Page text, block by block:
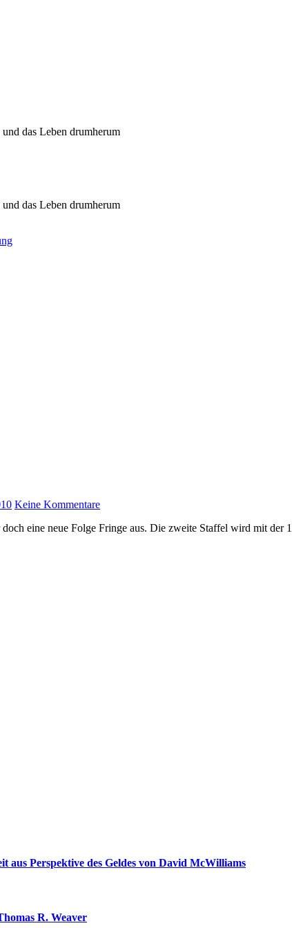
das Leben drumherum
das Leben drumherum
Keine Kommentare
doch eine neue Folge Fringe aus. Die zweite Staffel wird mit
aus Perspektive des Geldes von David McWilliams
R. Weaver